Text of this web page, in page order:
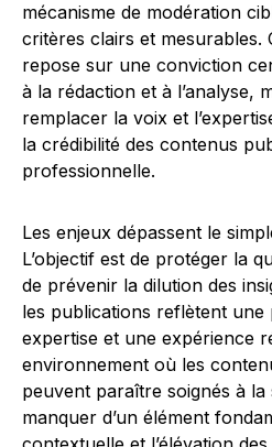
mécanisme de modération
critères clairs et mesurables.
repose sur une conviction
à la rédaction et à l’analyse,
remplacer la voix et
la crédibilité des contenus
professionnelle.
Les enjeux dépassent le
L’objectif est de protéger la
de prévenir la dilution des
les publications reflètent une
expertise et une expérience
environnement où les
peuvent paraître soignés à
manquer d’un élément